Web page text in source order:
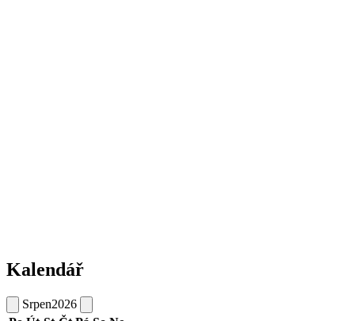
Kalendář
Srpen2026